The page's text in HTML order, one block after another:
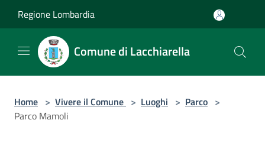
Regione Lombardia
Comune di Lacchiarella
Home > Vivere il Comune > Luoghi > Parco >
Parco Mamoli